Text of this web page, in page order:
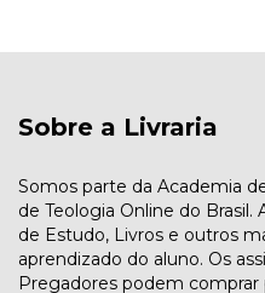
Sobre a Livraria
Somos parte da Academia
de Teologia Online do Brasil.
de Estudo, Livros e outros
aprendizado do aluno. Os
Pregadores podem